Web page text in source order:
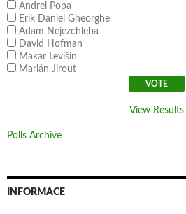
Andrei Popa
Erik Daniel Gheorghe
Adam Nejezchleba
David Hofman
Makar Levišin
Marián Jirout
View Results
Polls Archive
INFORMACE